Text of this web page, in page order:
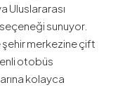
Uluslararası
sunuyor.
şehir merkezine çift
otobüs
kolayca